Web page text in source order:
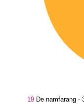
19 De namfarang -